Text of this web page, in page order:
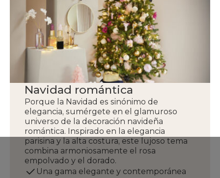
Navidad romántica
Porque la Navidad es sinónimo de
elegancia, sumérgete en el glamuroso
universo de la decoración navideña
romántica. Inspirado en la elegancia
parisina y la alta costura, este lujoso tema
combina armoniosamente el rosa
empolvado y el dorado.
Una gama elegante y contemporánea